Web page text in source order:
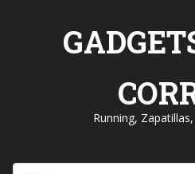
Running,